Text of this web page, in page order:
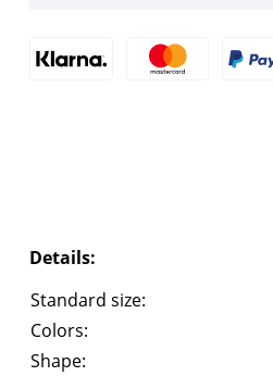
Details:
Standard size:
Colors:
Shape: